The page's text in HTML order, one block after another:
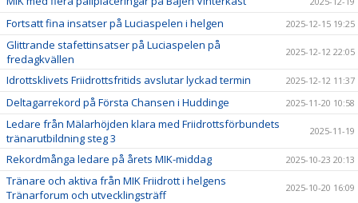
Fortsatt fina insatser på Luciaspelen i helgen 2025-12-15 19:25
Glittrande stafettinsatser på Luciaspelen på
fredagkvällen
2025-12-12 22:05
Idrottsklivets Friidrottsfritids avslutar lyckad termin 2025-12-12 11:37
Deltagarrekord på Första Chansen i Huddinge 2025-11-20 10:58
Ledare från Mälarhöjden klara med Friidrottsförbundets
tränarutbildning steg 3
2025-11-19
Rekordmånga ledare på årets MIK-middag 2025-10-23 20:13
Tränare och aktiva från MIK Friidrott i helgens
Tränarforum och utvecklingsträff
2025-10-20 16:09